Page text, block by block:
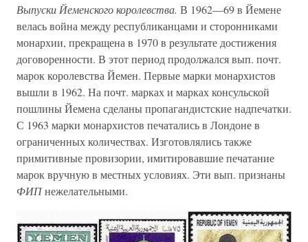
Выпуски Йеменского королевства. В 1962—69 в Йемене
велась война между республиканцами и сторонниками
монархии, прекращена в 1970 в результате достижения
договоренности. В этот период продолжался вып. почт.
марок королевства Йемен. Первые марки монархистов
вышли в 1962. На почт. марках и марках консульской
пошлины Йемена сделаны пропагандистские надпечатки.
С 1963 марки монархистов печатались в Лондоне в
ограниченных количествах. Изготовлялись также
примитивные провизории, имитировавшие печатание
марок вручную в местных условиях. Эти вып. признаны
ФИПнежелательными.